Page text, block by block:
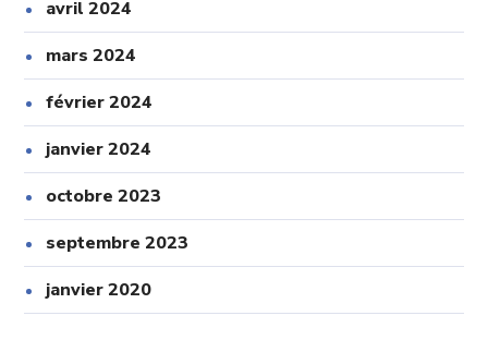
avril 2024
mars 2024
février 2024
janvier 2024
octobre 2023
septembre 2023
janvier 2020